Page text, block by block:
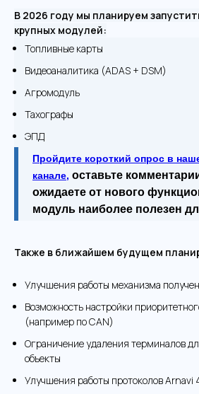
В 2026 году мы планируем
крупных модулей:
Топливные карты
Видеоаналитика (ADAS + DSM)
Агромодуль
Тахографы
ЭПД
Пройдите короткий опрос в
канале, оставьте
ожидаете от нового
модуль наиболее полезен
Также в ближайшем будущем
Улучшения работы механизма
Возможность настройки
(например по CAN)
Ограничение удаления терминалов
объекты
Улучшения работы протоколов Arnavi